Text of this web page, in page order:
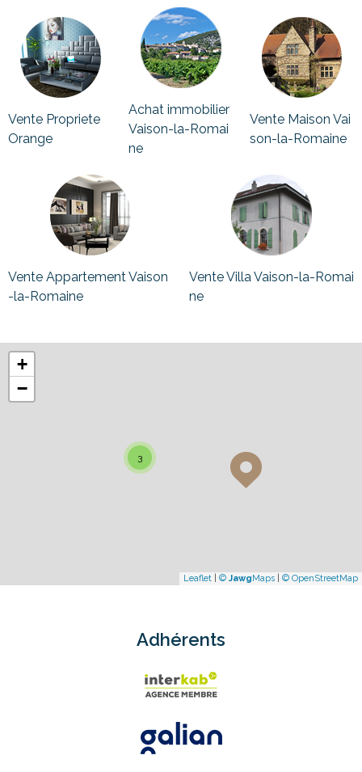
Vente Propriete
Orange
Achat immobilier
Vaison-la-Romai
ne
Vente Maison Vai
son-la-Romaine
Vente Appartement Vaison
-la-Romaine
Vente Villa Vaison-la-Romai
ne
3
+
−
Leaflet © JawgMaps © OpenStreetMap
Adhérents